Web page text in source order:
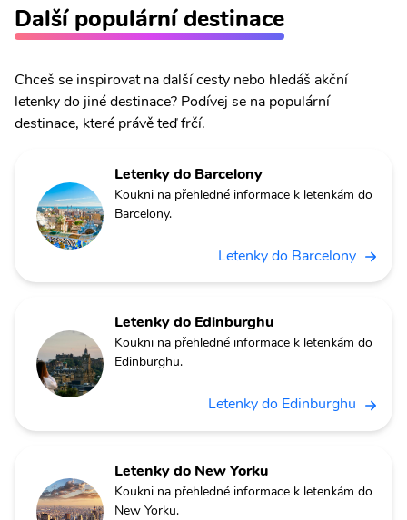
Další populární destinace
Chceš se inspirovat na další cesty nebo hledáš akční
letenky do jiné destinace? Podívej se na populární
destinace, které právě teď frčí.
Letenky do Barcelony
Koukni na přehledné informace k letenkám do
Barcelony.
Letenky do Barcelony
Letenky do Edinburghu
Koukni na přehledné informace k letenkám do
Edinburghu.
Letenky do Edinburghu
Letenky do New Yorku
Koukni na přehledné informace k letenkám do
New Yorku.